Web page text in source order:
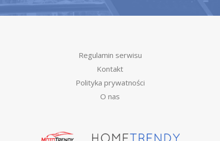
Regulamin serwisu
Kontakt
Polityka prywatności
O nas